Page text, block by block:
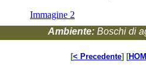
Immagine 2
Ambiente: Boschi di
[< Precedente] [